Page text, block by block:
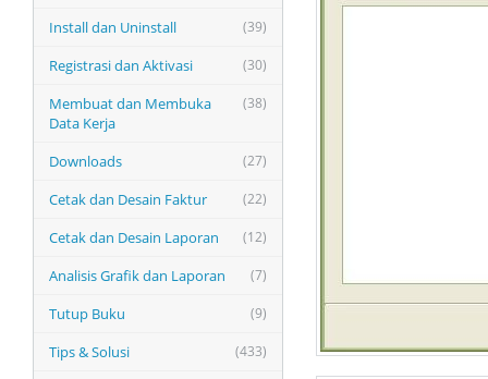
(39)
Install dan Uninstall
(30)
Registrasi dan Aktivasi
(38)
Membuat dan Membuka
Data Kerja
(27)
Downloads
(22)
Cetak dan Desain Faktur
(12)
Cetak dan Desain Laporan
(7)
Analisis Grafik dan Laporan
(9)
Tutup Buku
(433)
Tips & Solusi